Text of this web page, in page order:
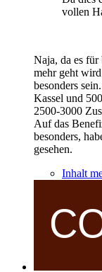
vollen
Naja, da es für
mehr geht
besonders
Kassel und
2500-3000
Auf das
besonders,
gesehen.
Inhalt